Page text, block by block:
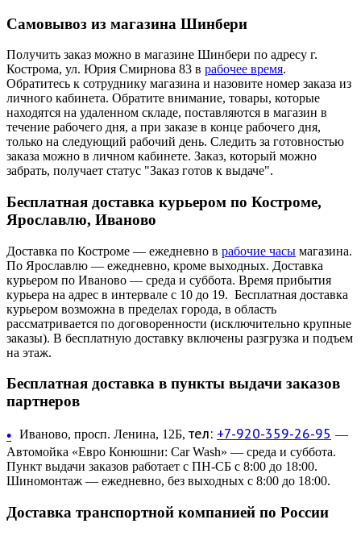
Самовывоз из магазина Шинбери
Получить заказ можно в магазине Шинбери по адресу г.
Кострома, ул. Юрия Смирнова 83 в рабочее время.
Обратитесь к сотруднику магазина и назовите номер заказа из
личного кабинета. Обратите внимание, товары, которые
находятся на удаленном складе, поставляются в магазин в
течение рабочего дня, а при заказе в конце рабочего дня,
только на следующий рабочий день. Следить за готовностью
заказа можно в личном кабинете. Заказ, который можно
забрать, получает статус "Заказ готов к выдаче".
Бесплатная доставка курьером по Костроме,
Ярославлю, Иваново
Доставка по Костроме — ежедневно в рабочие часы магазина.
По Ярославлю — ежедневно, кроме выходных. Доставка
курьером по Иваново — среда и суббота. Время прибытия
курьера на адрес в интервале с 10 до 19. Бесплатная доставка
курьером возможна в пределах города, в область
рассматривается по договоренности (исключительно крупные
заказы). В бесплатную доставку включены разгрузка и подъем
на этаж.
Бесплатная доставка в пункты выдачи заказов
партнеров
• Иваново, просп. Ленина, 12Б, тел: +7-920-359-26-95 —
Автомойка «Евро Конюшни: Car Wash» — среда и суббота.
Пункт выдачи заказов работает с ПН-СБ с 8:00 до 18:00.
Шиномонтаж — ежедневно, без выходных с 8:00 до 18:00.
Доставка транспортной компанией по России